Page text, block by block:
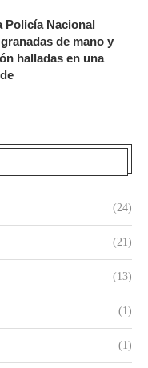
Policía Nacional
de mano y
halladas en una
(24)
(21)
(13)
(1)
(1)